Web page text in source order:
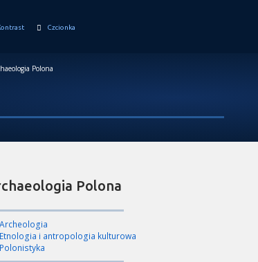
Czcionka
Polona
Polona
i antropologia kulturowa